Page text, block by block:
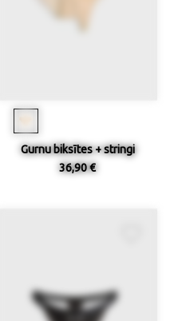
Gurnu biksītes + stringi
36,90 €